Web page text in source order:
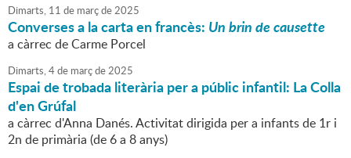
Dimarts, 11 de marçde2025
Converses a la carta en francès: Un brin de causette
a càrrec de Carme Porcel
Dimarts,4de marçde2025
Espai de trobada literària per a públic infantil: La Colla
d'en Grúfal
a càrrec d'Anna Danés. Activitat dirigida per a infants de 1r i
2n de primària (de 6 a 8 anys)